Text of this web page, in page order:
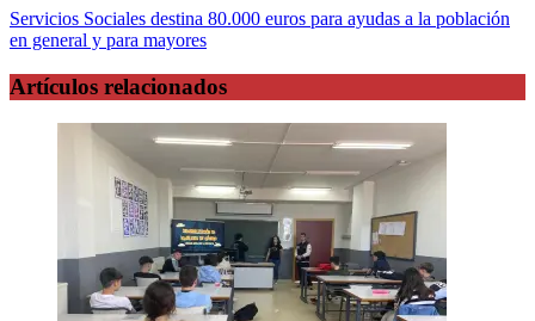
Servicios Sociales destina 80.000 euros para ayudas a la población
en general y para mayores
Artículos relacionados